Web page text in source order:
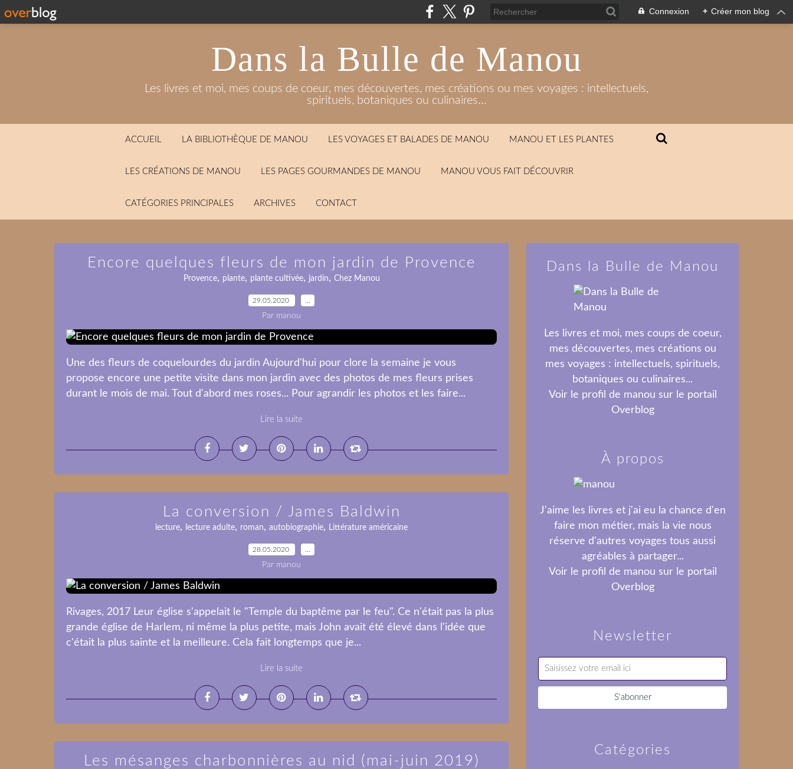
Connexion + Créer mon blog
Dans la Bulle de Manou
Les livres et moi, mes coups de coeur, mes découvertes, mes créations ou mes voyages : intellectuels,
spirituels, botaniques ou culinaires...
ACCUEIL LA BIBLIOTHÈQUE DE MANOU LES VOYAGES ET BALADES DE MANOU MANOU ET LES PLANTES
LES CRÉATIONS DE MANOU LES PAGES GOURMANDES DE MANOU MANOU VOUS FAIT DÉCOUVRIR
CATÉGORIES PRINCIPALES ARCHIVES CONTACT
Encore quelques fleurs de mon jardin de Provence
Provence, plante, plante cultivée, jardin, Chez Manou
29.05.2020
Par manou
Une des fleurs de coquelourdes du jardin Aujourd'hui pour clore la semaine je vous
propose encore une petite visite dans mon jardin avec des photos de mes fleurs prises
durant le mois de mai. Tout d'abord mes roses... Pour agrandir les photos et les faire...
Lire la suite
La conversion / James Baldwin
lecture, lecture adulte, roman, autobiographie, Littérature américaine
28.05.2020
Par manou
Rivages, 2017 Leur église s'appelait le "Temple du baptême par le feu". Ce n'était pas la plus
grande église de Harlem, ni même la plus petite, mais John avait été élevé dans l'idée que
c'était la plus sainte et la meilleure. Cela fait longtemps que je...
Lire la suite
Les mésanges charbonnières au nid (mai-juin 2019)
Newsletter
Catégories
Dans la Bulle de Manou
Les livres et moi, mes coups de coeur,
mes découvertes, mes créations ou
mes voyages : intellectuels, spirituels,
botaniques ou culinaires...
Voir le profil de manou sur le portail
Overblog
À propos
J'aime les livres et j'ai eu la chance d'en
faire mon métier, mais la vie nous
réserve d'autres voyages tous aussi
agréables à partager...
Voir le profil de manou sur le portail
Overblog